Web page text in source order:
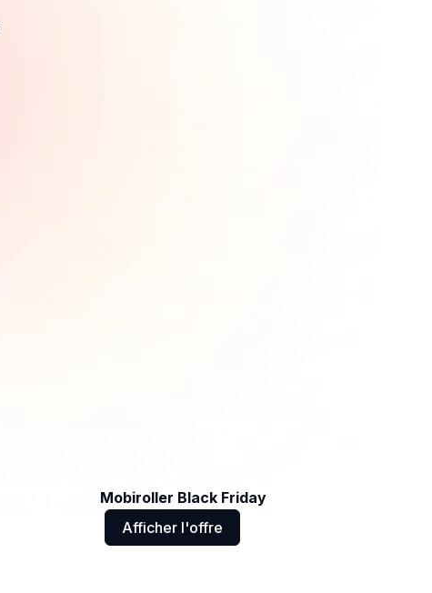
Mobiroller Black Friday
Afficher l'offre